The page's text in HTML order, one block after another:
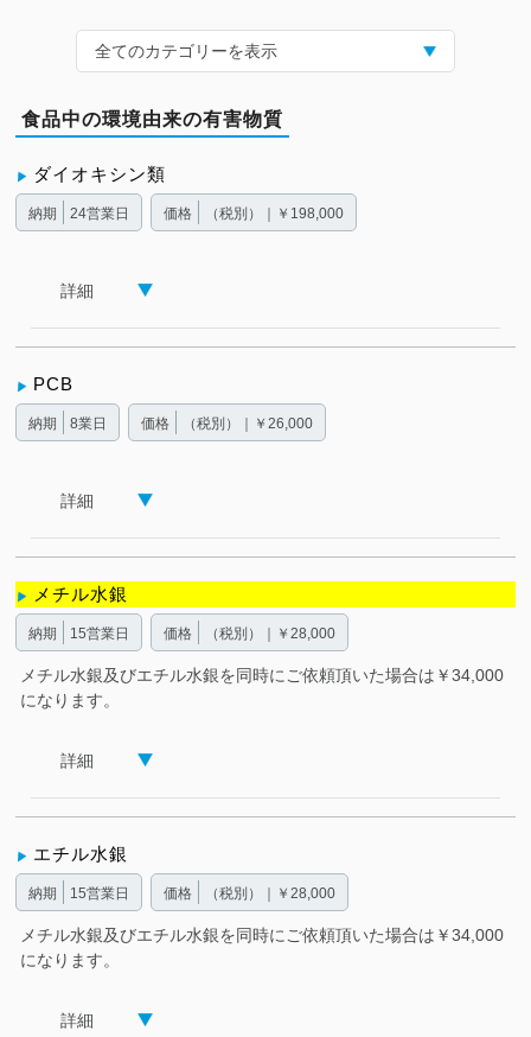
全てのカテゴリーを表示
食品中の環境由来の有害物質
ダイオキシン類
納期 24営業日 価格 （税別）｜￥198,000
詳細
PCB
納期 8業日 価格 （税別）｜￥26,000
詳細
メチル水銀
納期 15営業日 価格 （税別）｜￥28,000
メチル水銀及びエチル水銀を同時にご依頼頂いた場合は￥34,000
になります。
詳細
エチル水銀
納期 15営業日 価格 （税別）｜￥28,000
メチル水銀及びエチル水銀を同時にご依頼頂いた場合は￥34,000
になります。
詳細